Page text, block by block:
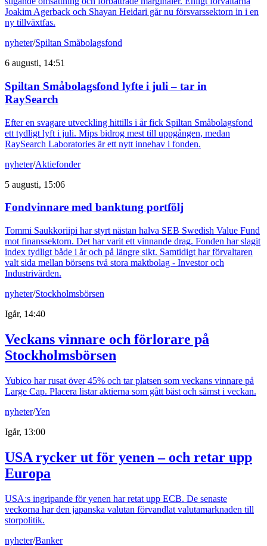
Joakim Agerback och Shayan Heidari går nu försvarssektorn in i en
ny tillväxtfas.
nyheter/Spiltan Småbolagsfond
6 augusti, 14:51
Spiltan Småbolagsfond lyfte i juli – tar in
RaySearch
Efter en svagare utveckling hittills i år fick Spiltan Småbolagsfond
ett tydligt lyft i juli. Mips bidrog mest till uppgången, medan
RaySearch Laboratories är ett nytt innehav i fonden.
nyheter/Aktiefonder
5 augusti, 15:06
Fondvinnare med banktung portfölj
Tommi Saukkoriipi har styrt nästan halva SEB Swedish Value Fund
mot finanssektorn. Det har varit ett vinnande drag. Fonden har slagit
index tydligt både i år och på längre sikt. Samtidigt har förvaltaren
valt sida mellan börsens två stora maktbolag - Investor och
Industrivärden.
nyheter/Stockholmsbörsen
Igår, 14:40
Veckans vinnare och förlorare på
Stockholmsbörsen
Yubico har rusat över 45% och tar platsen som veckans vinnare på
Large Cap. Placera listar aktierna som gått bäst och sämst i veckan.
nyheter/Yen
Igår, 13:00
USA rycker ut för yenen – och retar upp
Europa
USA:s ingripande för yenen har retat upp ECB. De senaste
veckorna har den japanska valutan förvandlat valutamarknaden till
storpolitik.
nyheter/Banker